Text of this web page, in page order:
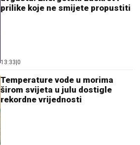
prilike koje ne smijete propustiti
13:33 0
Temperature vode u morima
širom svijeta u julu dostigle
rekordne vrijednosti